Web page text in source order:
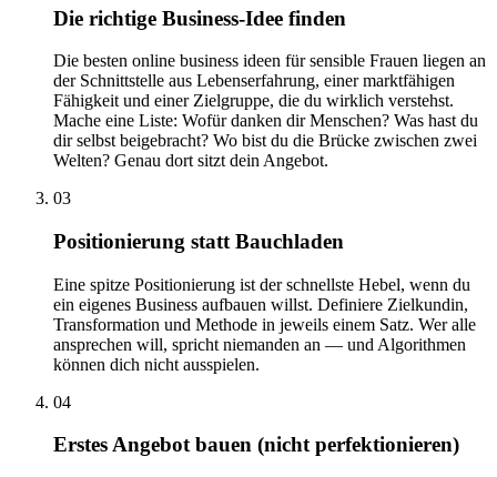
Die richtige Business-Idee finden
Die besten online business ideen für sensible Frauen liegen an
der Schnittstelle aus Lebenserfahrung, einer marktfähigen
Fähigkeit und einer Zielgruppe, die du wirklich verstehst.
Mache eine Liste: Wofür danken dir Menschen? Was hast du
dir selbst beigebracht? Wo bist du die Brücke zwischen zwei
Welten? Genau dort sitzt dein Angebot.
03
Positionierung statt Bauchladen
Eine spitze Positionierung ist der schnellste Hebel, wenn du
ein eigenes Business aufbauen willst. Definiere Zielkundin,
Transformation und Methode in jeweils einem Satz. Wer alle
ansprechen will, spricht niemanden an — und Algorithmen
können dich nicht ausspielen.
04
Erstes Angebot bauen (nicht perfektionieren)